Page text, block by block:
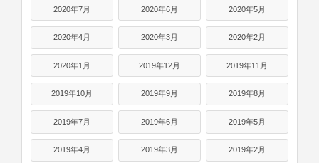
2020年7月 2020年6月 2020年5月
2020年4月 2020年3月 2020年2月
2020年1月 2019年12月 2019年11月
2019年10月 2019年9月 2019年8月
2019年7月 2019年6月 2019年5月
2019年4月 2019年3月 2019年2月